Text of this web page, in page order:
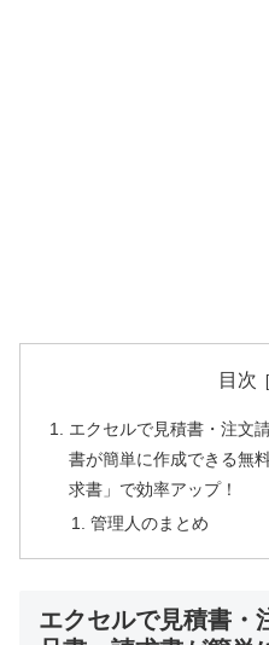
目次
エクセルで見積書・注文
書が簡単に作成できる無
求書」で効率アップ！
管理人のまとめ
エクセルで見積書・